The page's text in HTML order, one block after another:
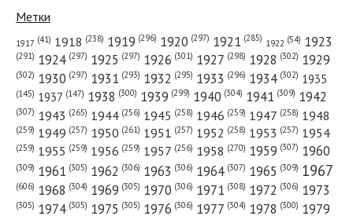
Метки
1917 (41) 1918 (238) 1919 (296) 1920 (297) 1921 (285) 1922 (54) 1923
(291) 1924 (297) 1925 (297) 1926 (301) 1927 (298) 1928 (302) 1929
(302) 1930 (297) 1931 (293) 1932 (295) 1933 (296) 1934 (302) 1935
(145) 1937 (147) 1938 (300) 1939 (299) 1940 (304) 1941 (309) 1942
(307) 1943 (265) 1944 (256) 1945 (258) 1946 (259) 1947 (258) 1948
(259) 1949 (257) 1950 (261) 1951 (257) 1952 (258) 1953 (257) 1954
(259) 1955 (259) 1956 (259) 1957 (256) 1958 (270) 1959 (307) 1960
(309) 1961 (305) 1962 (306) 1963 (306) 1964 (307) 1965 (309) 1967
(606) 1968 (304) 1969 (305) 1970 (306) 1971 (308) 1972 (306) 1973
(305) 1974 (305) 1975 (305) 1976 (306) 1977 (304) 1978 (300) 1979